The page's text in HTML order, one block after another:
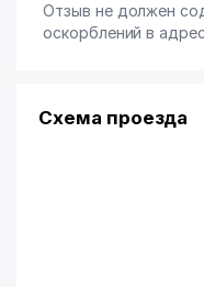
Отзыв не должен
оскорблений в
Схема проезда